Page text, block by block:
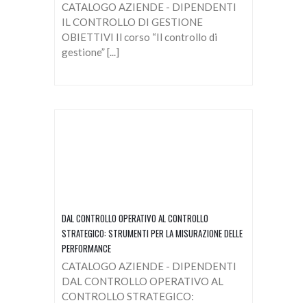
CATALOGO AZIENDE - DIPENDENTI
IL CONTROLLO DI GESTIONE
OBIETTIVI Il corso “Il controllo di
gestione” [...]
DAL CONTROLLO OPERATIVO AL CONTROLLO
STRATEGICO: STRUMENTI PER LA MISURAZIONE DELLE
PERFORMANCE
CATALOGO AZIENDE - DIPENDENTI
DAL CONTROLLO OPERATIVO AL
CONTROLLO STRATEGICO: